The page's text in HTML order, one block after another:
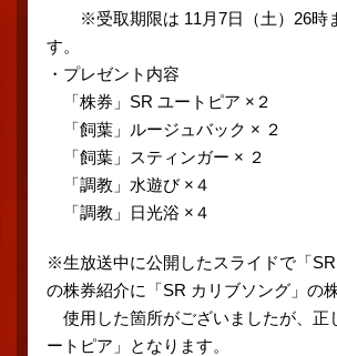
※受取期限は 11月7日（土）26時
す。
・プレゼント内容
「株券」SR ユートピア ×２
「飼葉」ルージュバック × ２
「飼葉」スティンガー × ２
「調教」水遊び ×４
「調教」日光浴 ×４
※生放送中に公開したスライドで「SR
の株券紹介に「SR カリブソング」の
使用した箇所がございましたが、正
ートピア」となります。